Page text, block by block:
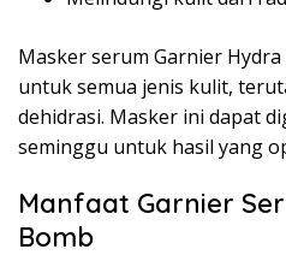
Masker serum Garnier
untuk semua jenis kulit,
dehidrasi. Masker ini dapat
seminggu untuk hasil yang
Manfaat Garnier
Bomb